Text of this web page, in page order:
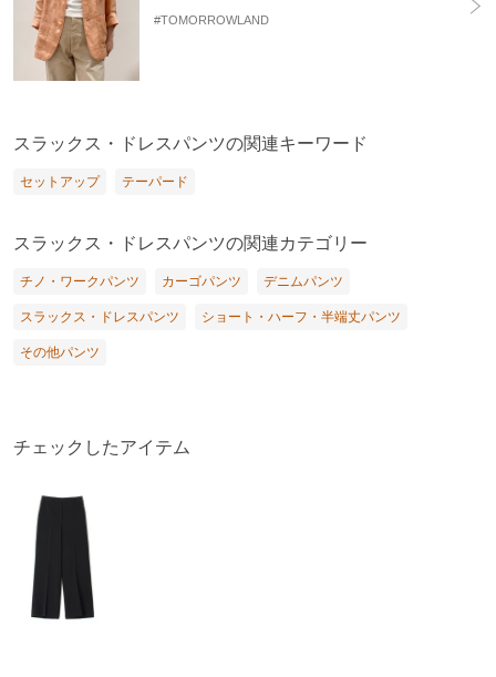
#TOMORROWLAND
スラックス・ドレスパンツの関連キーワード
セットアップ テーパード
スラックス・ドレスパンツの関連カテゴリー
チノ・ワークパンツ カーゴパンツ デニムパンツ
スラックス・ドレスパンツ ショート・ハーフ・半端丈パンツ
その他パンツ
チェックしたアイテム